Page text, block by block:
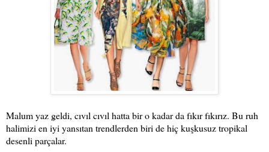
Malum yaz geldi, cıvıl cıvıl hatta bir o kadar da fıkır fıkırız. Bu ruh
halimizi en iyi yansıtan trendlerden biri de hiç kuşkusuz tropikal
desenli parçalar.